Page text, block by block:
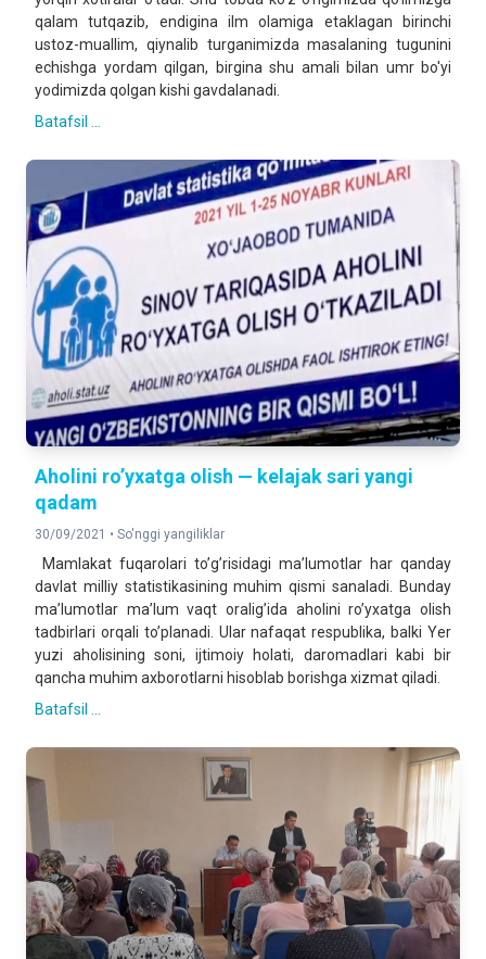
qalam tutqazib, endigina ilm olamiga etaklagan birinchi
ustoz-muallim, qiynalib turganimizda masalaning tugunini
echishga yordam qilgan, birgina shu amali bilan umr bo'yi
yodimizda qolgan kishi gavdalanadi.
Batafsil ...
Аholini roʼyxatga olish — kelajak sari yangi
qadam
30/09/2021 • So'nggi yangiliklar
Mamlakat fuqarolari toʼgʼrisidagi maʼlumotlar har qanday
davlat milliy statistikasining muhim qismi sanaladi. Bunday
maʼlumotlar maʼlum vaqt oraligʼida aholini roʼyxatga olish
tadbirlari orqali toʼplanadi. Ular nafaqat respublika, balki Yer
yuzi aholisining soni, ijtimoiy holati, daromadlari kabi bir
qancha muhim axborotlarni hisoblab borishga xizmat qiladi.
Batafsil ...